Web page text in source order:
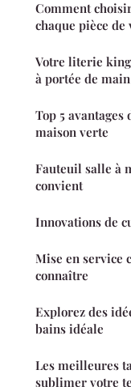
Comment
chaque pièce de
Votre literie
à portée de main
Top 5
maison verte
Fauteuil salle à
convient
Innovations de
Mise en service
connaître
Explorez des
bains idéale
Les meilleures
sublimer votre